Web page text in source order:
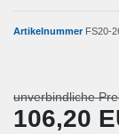
Artikelnummer FS20-
unverbindliche
106,20